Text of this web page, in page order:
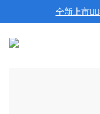
全新上市